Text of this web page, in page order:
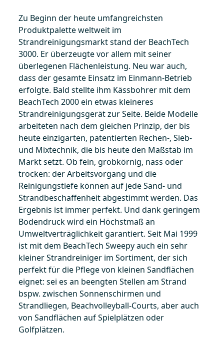
Zu Beginn der heute umfangreichsten
Produktpalette weltweit im
Strandreinigungsmarkt stand der BeachTech
3000. Er überzeugte vor allem mit seiner
überlegenen Flächenleistung. Neu war auch,
dass der gesamte Einsatz im Einmann-Betrieb
erfolgte. Bald stellte ihm Kässbohrer mit dem
BeachTech 2000 ein etwas kleineres
Strandreinigungsgerät zur Seite. Beide Modelle
arbeiteten nach dem gleichen Prinzip, der bis
heute einzigarten, patentierten Rechen-, Sieb-
und Mixtechnik, die bis heute den Maßstab im
Markt setzt. Ob fein, grobkörnig, nass oder
trocken: der Arbeitsvorgang und die
Reinigungstiefe können auf jede Sand- und
Strandbeschaffenheit abgestimmt werden. Das
Ergebnis ist immer perfekt. Und dank geringem
Bodendruck wird ein Höchstmaß an
Umweltverträglichkeit garantiert. Seit Mai 1999
ist mit dem BeachTech Sweepy auch ein sehr
kleiner Strandreiniger im Sortiment, der sich
perfekt für die Pflege von kleinen Sandflächen
eignet: sei es an beengten Stellen am Strand
bspw. zwischen Sonnenschirmen und
Strandliegen, Beachvolleyball-Courts, aber auch
von Sandflächen auf Spielplätzen oder
Golfplätzen.